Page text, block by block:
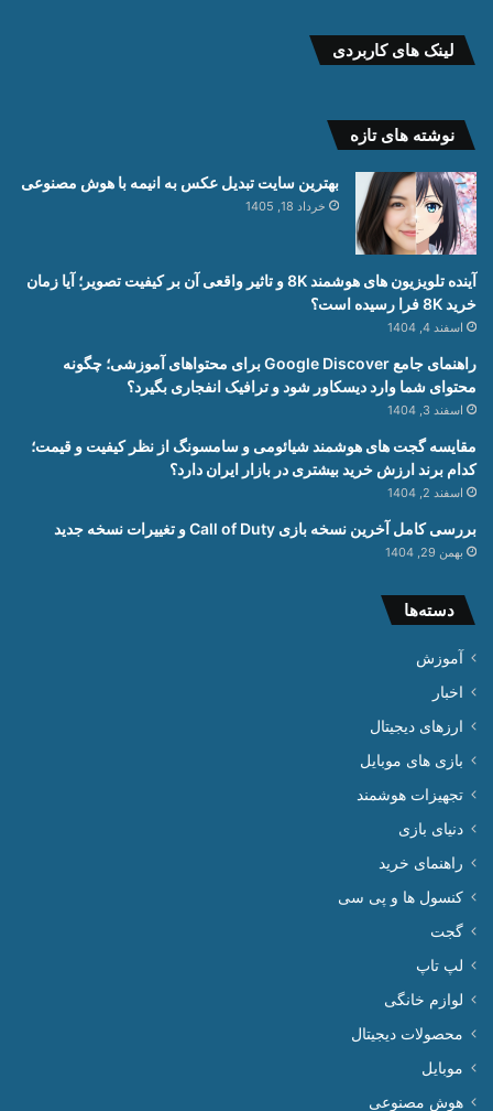
لینک های کاربردی
نوشته های تازه
بهترین سایت تبدیل عکس به انیمه با هوش مصنوعی
خرداد 18, 1405
آینده تلویزیون های هوشمند 8K و تاثیر واقعی آن بر کیفیت تصویر؛ آیا زمان
خرید 8K فرا رسیده است؟
اسفند 4, 1404
راهنمای جامع Google Discover برای محتواهای آموزشی؛ چگونه
محتوای شما وارد دیسکاور شود و ترافیک انفجاری بگیرد؟
اسفند 3, 1404
مقایسه گجت های هوشمند شیائومی و سامسونگ از نظر کیفیت و قیمت؛
کدام برند ارزش خرید بیشتری در بازار ایران دارد؟
اسفند 2, 1404
بررسی کامل آخرین نسخه بازی Call of Duty و تغییرات نسخه جدید
بهمن 29, 1404
دسته‌ها
آموزش
اخبار
ارزهای دیجیتال
بازی های موبایل
تجهیزات هوشمند
دنیای بازی
راهنمای خرید
کنسول ها و پی سی
گجت
لپ تاپ
لوازم خانگی
محصولات دیجیتال
موبایل
هوش مصنوعی